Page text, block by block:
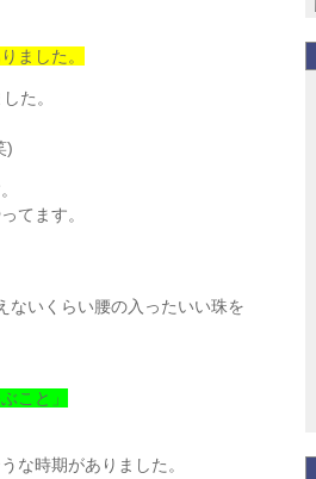
りました。
した。
)
。
ってます。
ないくらい腰の入ったいい珠を
ぶこと」
うな時期がありました。